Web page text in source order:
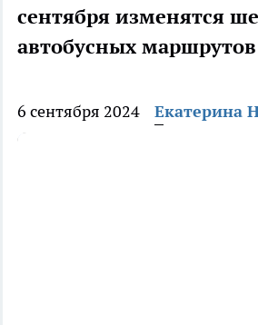
сентября изменятся
автобусных маршрутов
6 сентября 2024 Екатерина